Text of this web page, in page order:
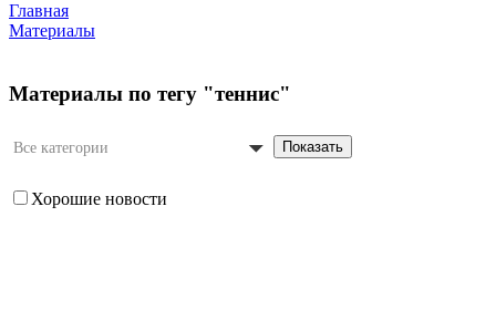
Главная
Материалы
Материалы по тегу "теннис"
Все категории Показать
Хорошие новости